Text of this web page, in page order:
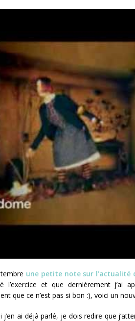
une petite note sur l’actualité
l’exercice et que dernièrement j’ai
que ce n’est pas si bon :), voici un
j’en ai déjà parlé, je dois redire que